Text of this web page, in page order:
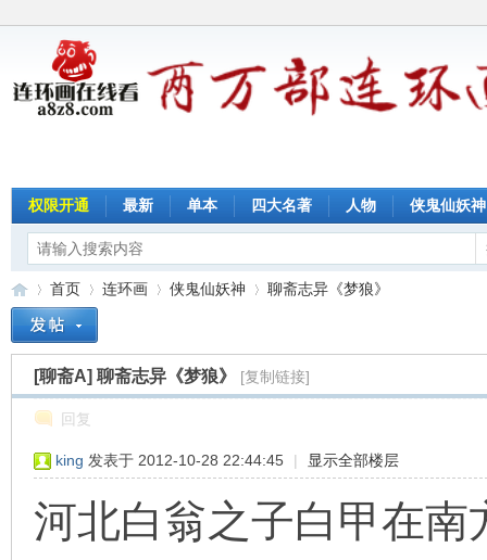
权限开通 最新 单本 四大名著 人物 侠鬼仙妖神
»
首页
›
连环画
›
侠鬼仙妖神
›
聊斋志异《梦狼》
[聊斋A] 聊斋志异《梦狼》 [复制链接]
回复
king 发表于 2012-10-28 22:44:45 | 显示全部楼层
河北白翁之子白甲在